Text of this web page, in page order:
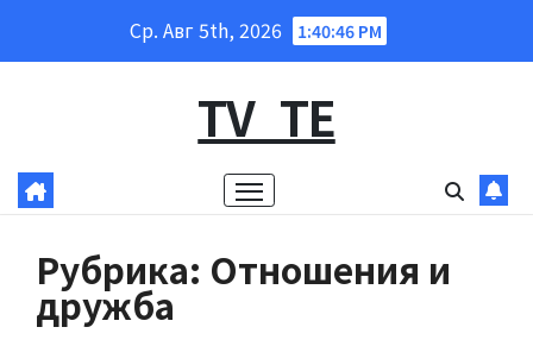
Ср. Авг 5th, 2026 1:40:47 PM
TV_TE
Рубрика: Отношения и
дружба